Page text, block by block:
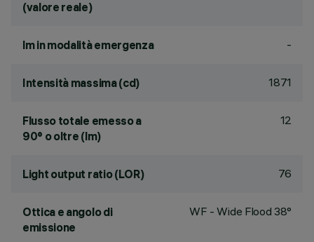
(valore reale)
lm in modalità emergenza -
Intensità massima (cd) 1871
Flusso totale emesso a
90° o oltre (lm)
12
Light output ratio (LOR) 76
Ottica e angolo di
emissione
WF - Wide Flood 38°